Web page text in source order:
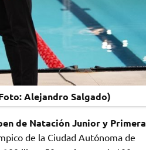
Alejandro Salgado)
de Natación Junior y Primera
de la Ciudad Autónoma de